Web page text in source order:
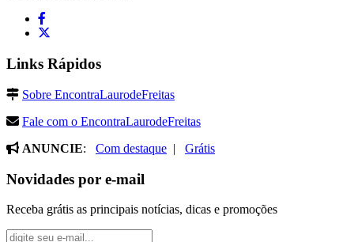
Links Rápidos
Sobre EncontraLaurodeFreitas
Fale com o EncontraLaurodeFreitas
ANUNCIE: Com destaque | Grátis
Novidades por e-mail
Receba grátis as principais notícias, dicas e promoções